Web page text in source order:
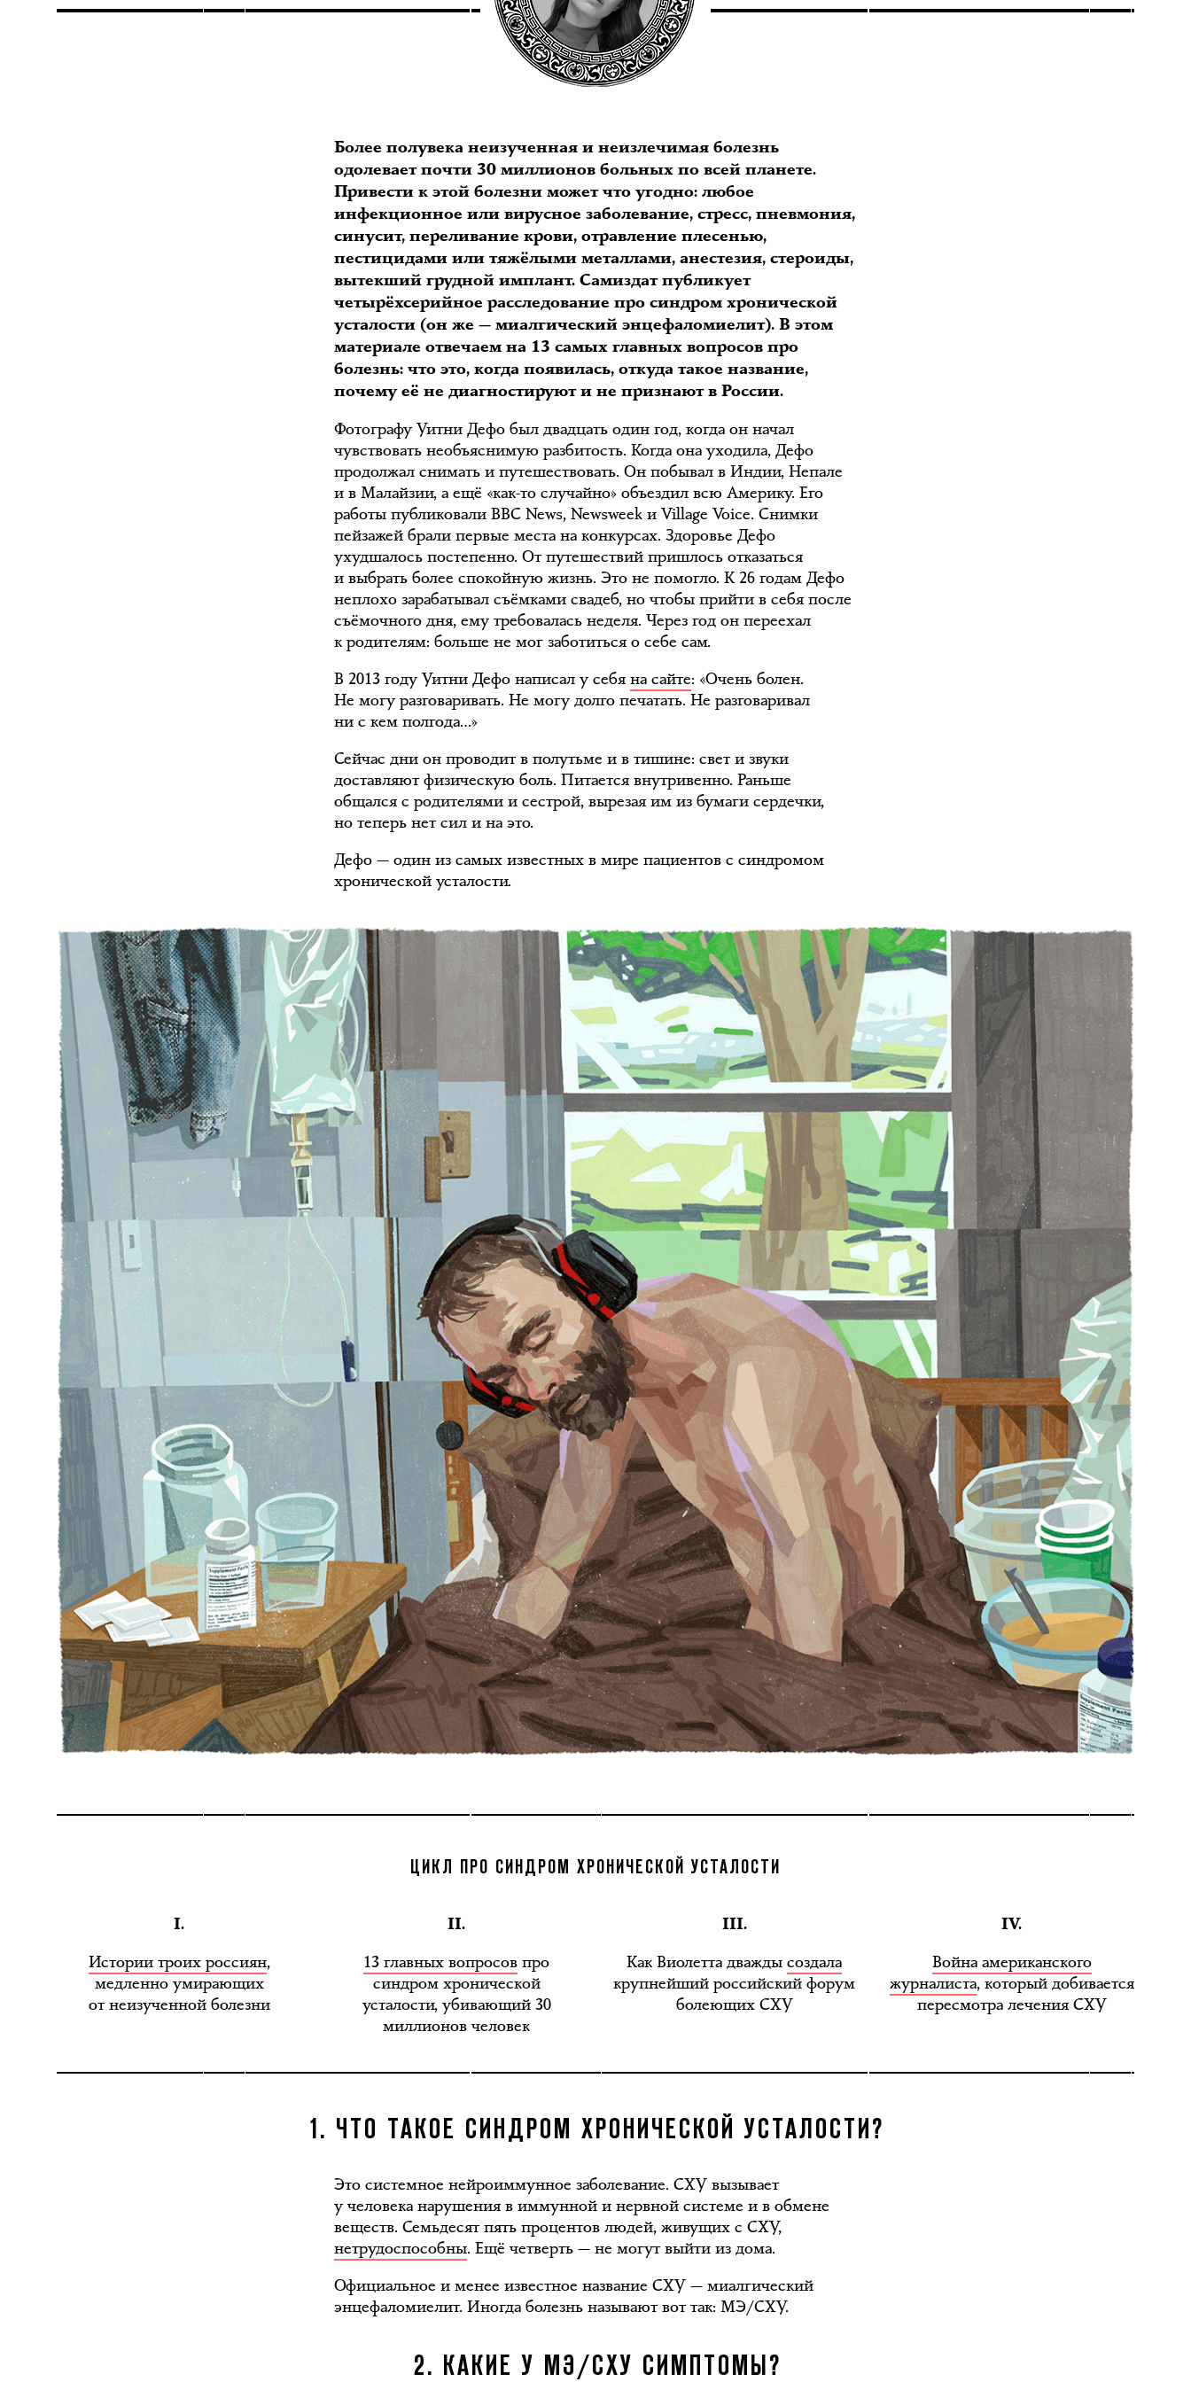
Более полувека неизученная и неизлечимая болезнь
одолевает почти 30 миллионов больных по всей планете.
Привести к этой болезни может что угодно: любое
инфекционное или вирусное заболевание, стресс, пневмония,
синусит, переливание крови, отравление плесенью,
пестицидами или тяжёлыми металлами, анестезия, стероиды,
вытекший грудной имплант. Самиздат публикует
четырёхсерийное расследование про синдром хронической
усталости (он же — миалгический энцефаломиелит). В этом
материале отвечаем на 13 самых главных вопросов про
болезнь: что это, когда появилась, откуда такое название,
почему её не диагностируют и не признают в России.
Фотографу Уитни Дефо был двадцать один год, когда он начал
чувствовать необъяснимую разбитость. Когда она уходила, Дефо
продолжал снимать и путешествовать. Он побывал в Индии, Непале
и в Малайзии, а ещё «как-то случайно» объездил всю Америку. Его
работы публиковали BBC News, Newsweek и Village Voice. Снимки
пейзажей брали первые места на конкурсах. Здоровье Дефо
ухудшалось постепенно. От путешествий пришлось отказаться
и выбрать более спокойную жизнь. Это не помогло. К 26 годам Дефо
неплохо зарабатывал съёмками свадеб, но чтобы прийти в себя после
съёмочного дня, ему требовалась неделя. Через год он переехал
к родителям: больше не мог заботиться о себе сам.
В 2013 году Уитни Дефо написал у себяна сайте: «Очень болен.
Не могу разговаривать. Не могу долго печатать. Не разговаривал
ни с кем полгода…»
Сейчас дни он проводит в полутьме и в тишине: свет и звуки
доставляют физическую боль. Питается внутривенно. Раньше
общался с родителями и сестрой, вырезая им из бумаги сердечки,
но теперь нет сил и на это.
Дефо — один из самых известных в мире пациентов с синдромом
хронической усталости.
ЦИКЛ ПРО СИНДРОМ ХРОНИЧЕСКОЙ УСТАЛОСТИ
I.
Истории троих россиян,
медленно умирающих
от неизученной болезни
II.
13 главных вопросов про
синдром хронической
усталости, убивающий 30
миллионов человек
III.
Как Виолетта дважды создала
крупнейший российский форум
болеющих СХУ
IV.
Война американского
журналиста, который добивается
пересмотра лечения СХУ
1. ЧТО ТАКОЕ СИНДРОМ ХРОНИЧЕСКОЙ УСТАЛОСТИ?
Это системное нейроиммунное заболевание. СХУ вызывает
у человека нарушения в иммунной и нервной системе и в обмене
веществ. Семьдесят пять процентов людей, живущих с СХУ,
нетрудоспособны. Ещё четверть — не могут выйти из дома.
Официальное и менее известное название СХУ — миалгический
энцефаломиелит. Иногда болезнь называют вот так: МЭ/СХУ.
2. КАКИЕ У МЭ/СХУ СИМПТОМЫ?